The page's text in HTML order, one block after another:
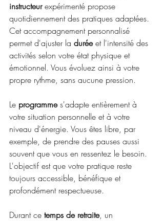
instructeur expérimenté propose
quotidiennement des pratiques adaptées.
Cet accompagnement personnalisé
permet d'ajuster la durée et l'intensité des
activités selon votre état physique et
émotionnel. Vous évoluez ainsi à votre
propre rythme, sans aucune pression.
Le programme s'adapte entièrement à
votre situation personnelle et à votre
niveau d'énergie. Vous êtes libre, par
exemple, de prendre des pauses aussi
souvent que vous en ressentez le besoin.
L'objectif est que votre pratique reste
toujours accessible, bénéfique et
profondément respectueuse.
Durant ce temps de retraite, un